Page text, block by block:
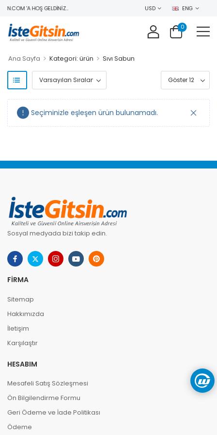
'A HOŞ GELDINIZ.. USD ENG
0
Ana Sayfa > Kategori: ürün > Sıvı Sabun
Seçiminizle eşleşen ürün bulunamadı.
Sosyal medyada bizi takip edin.
FIRMA
Sitemap
Hakkımızda
İletişim
Karşılaştır
HESABIM
Mesafeli Satış Sözleşmesi
Ön Bilgilendirme Formu
Geri Ödeme ve İade Politikası
Ödeme